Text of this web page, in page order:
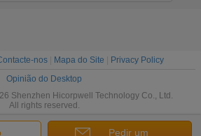
Pedir um
nos Mapa do Site
Privacy Policy
Opinião do Desktop
Shenzhen Hicorpwell Technology Co., Ltd.
All rights reserved.